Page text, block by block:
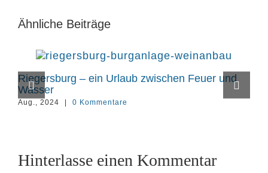
Ähnliche Beiträge
Riegersburg – ein Urlaub zwischen Feuer und
Wasser
Aug., 2024 0 Kommentare
Hinterlasse einen Kommentar